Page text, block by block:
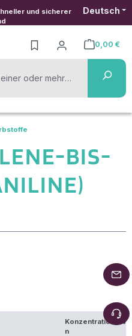
und sicherer
Deutsch
0,00 €
Warenkorb
BIS-
Konzentratio
n